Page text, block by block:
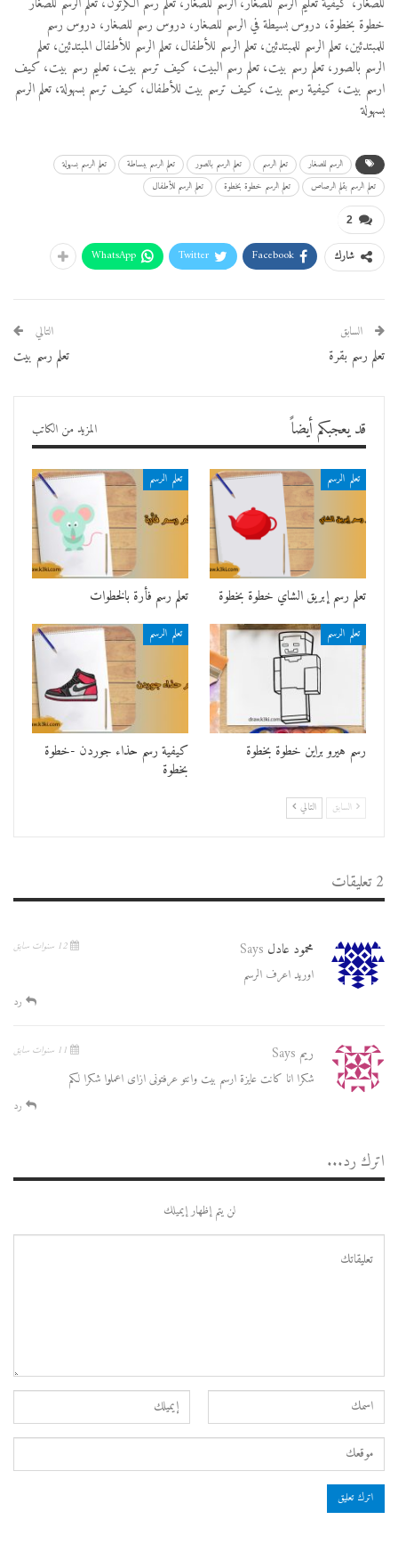
خطوة بخطوة، دروس بسيطة في الرسم للصغار، دروس رسم للصغار، دروس رسم
للمبتدئين، تعلم الرسم للمبتدئين، تعلم الرسم للأطفال، تعلم الرسم للأطفال المبتدئين، تعلم
الرسم بالصور، تعلم رسم بيت، تعلم رسم البيت، كيف ترسم بيت، تعليم رسم بيت، كيف
ارسم بيت، كيفية رسم بيت، كيف ترسم بيت للأطفال، كيف ترسم بسهولة، تعلم الرسم
بسهولة
الرسم للصغار تعلم الرسم تعلم الرسم بالصور تعلم الرسم ببساطة
تعلم الرسم بسهولة
تعلم الرسم بقلم الرصاص
تعلم الرسم خطوة بخطوة تعلم الرسم للأطفال
2
شارك Facebook
Twitter
WhatsApp
السابق
تعلم رسم بقرة
التالي
تعلم رسم بيت
قد يعجبكم أيضاً المزيد من الكاتب
تعلم الرسم
تعلم رسم إبريق الشاي خطوة بخطوة
تعلم الرسم
تعلم رسم فأرة بالخطوات
تعلم الرسم
رسم هيرو براين خطوة بخطوة
تعلم الرسم
كيفية رسم حذاء جوردن -خطوة
بخطوة
السابق التالي
2 تعليقات
محمود عادل Says
اوريد اعرف الرسم
رد
ريمSays
شكرا انا كانت عايزة ارسم بيت وانتو عرفتونى ازاى اعملوا شكرا لكم
رد
اترك رد...
لن يتم إظهار إيميلك